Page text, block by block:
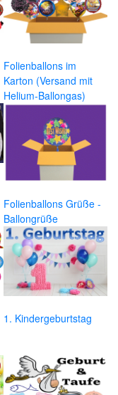
Folienballons im
Karton (Versand mit
Helium-Ballongas)
Folienballons Grüße -
Ballongrüße
1. Kindergeburtstag